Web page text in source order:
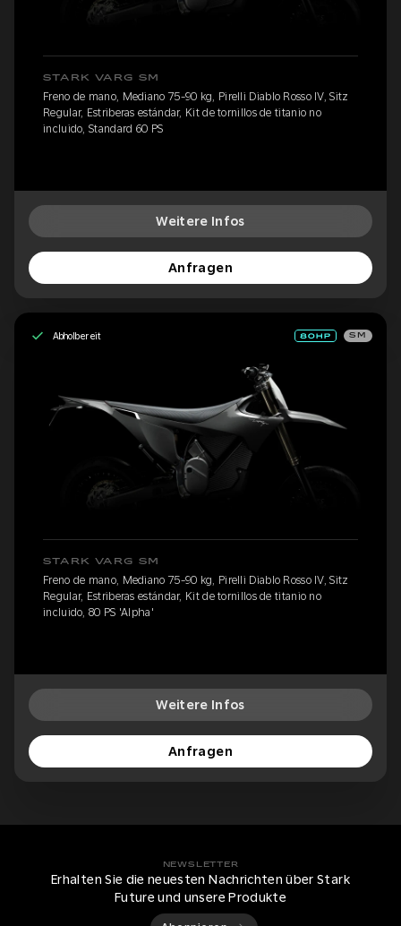
STARK VARG SM
Freno de mano, Mediano 75-90 kg, Pirelli Diablo Rosso IV, Sitz
Regular, Estriberas estándar, Kit de tornillos de titanio no
incluido, Standard 60 PS
Weitere Infos
Anfragen
Abholbereit SM
STARK VARG SM
Freno de mano, Mediano 75-90 kg, Pirelli Diablo Rosso IV, Sitz
Regular, Estriberas estándar, Kit de tornillos de titanio no
incluido, 80 PS 'Alpha'
Weitere Infos
Anfragen
NEWSLETTER
Erhalten Sie die neuesten Nachrichten über Stark
Future und unsere Produkte